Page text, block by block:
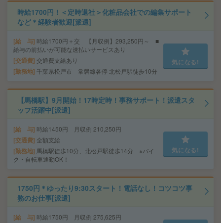
時給1700円！＜定時退社＞化粧品会社での編集サポート
など＊経験者歓迎[派遣]
給 与 時給1700円＋交 【月収例】293,250円～ ■
給与の前払いが可能な速払いサービスあり
交通費 交通費支給あり
勤務地 千葉県松戸市 常磐線各停 北松戸駅徒歩10分
気になる!
【馬橋駅】9月開始！17時定時！事務サポート！派遣スタ
ッフ活躍中[派遣]
給 与 時給1450円 月収例 210,250円
交通費 全額支給
勤務地 馬橋駅徒歩10分、北松戸駅徒歩14分 ※バイ
ク・自転車通勤OK！
気になる!
1750円＊ゆったり9:30スタート！電話なし！コツコツ事
務のお仕事[派遣]
給 与 時給1750円 月収例 275,625円